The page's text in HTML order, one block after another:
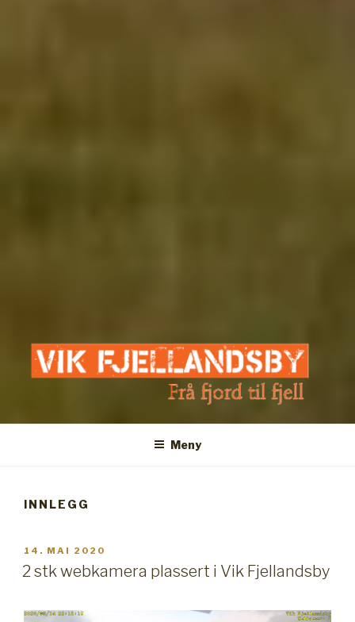
VIK FJELLANDSBY
Meny
INNLEGG
PUBLISERT
14. MAI 2020
2 stk webkamera plassert i Vik Fjellandsby